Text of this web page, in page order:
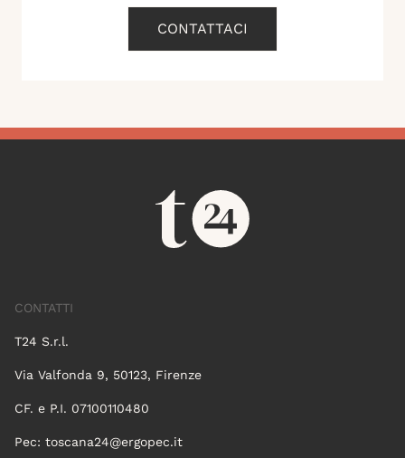
CONTATTACI
CONTATTI
T24 S.r.l.
Via Valfonda 9, 50123, Firenze
CF. e P.I. 07100110480
Pec: toscana24@ergopec.it